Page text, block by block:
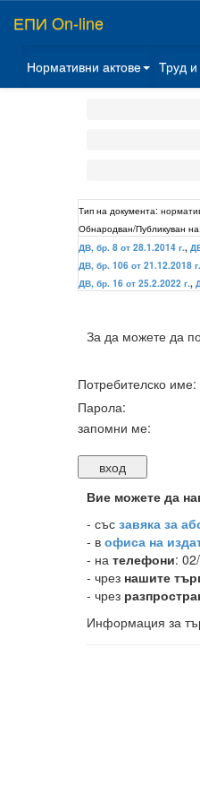
ЕПИ On-line
Нормативни актове Труд
Тип на документа:
Обнародван/Публикуван на:
ДВ, бр. 8 от 28.1.2014 г.,
ДВ, бр. 106 от 21.12.2018 г.
ДВ, бр. 16 от 25.2.2022 г.,
За да можете да
Потребителско име:
Парола:
запомни ме:
Вие можете да
- със завяка за
- в офиса на
- на телефони:
- чрез нашите
- чрез
Информация за